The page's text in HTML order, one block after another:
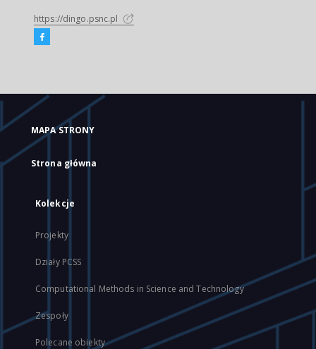
https://dingo.psnc.pl
MAPA STRONY
Strona główna
Kolekcje
Projekty
Działy PCSS
Computational Methods in Science and Technology
Zespoły
Polecane obiekty